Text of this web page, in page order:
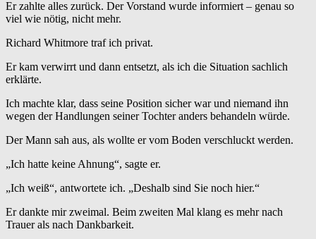
Er zahlte alles zurück. Der Vorstand wurde informiert – genau so
viel wie nötig, nicht mehr.
Richard Whitmore traf ich privat.
Er kam verwirrt und dann entsetzt, als ich die Situation sachlich
erklärte.
Ich machte klar, dass seine Position sicher war und niemand ihn
wegen der Handlungen seiner Tochter anders behandeln würde.
Der Mann sah aus, als wollte er vom Boden verschluckt werden.
„Ich hatte keine Ahnung“, sagte er.
„Ich weiß“, antwortete ich. „Deshalb sind Sie noch hier.“
Er dankte mir zweimal. Beim zweiten Mal klang es mehr nach
Trauer als nach Dankbarkeit.